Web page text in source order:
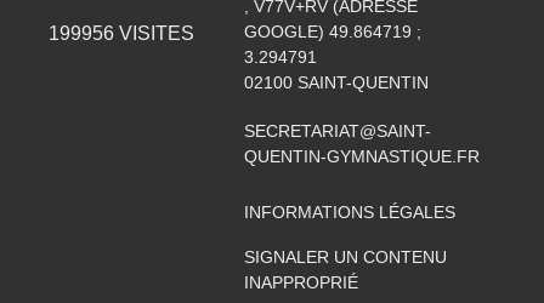
199956 VISITES
, V77V+RV (ADRESSE
GOOGLE) 49.864719 ;
3.294791
02100 SAINT-QUENTIN
SECRETARIAT@SAINT-
QUENTIN-GYMNASTIQUE.FR
INFORMATIONS LÉGALES
SIGNALER UN CONTENU
INAPPROPRIÉ